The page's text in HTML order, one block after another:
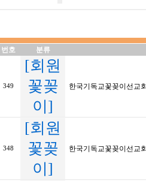
번호 분류
349
[회원
꽃꽂
이]
한국기독교꽃꽂이선교
348
[회원
꽃꽂
이]
한국기독교꽃꽂이선교